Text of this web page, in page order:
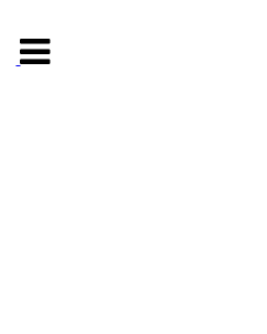
navigasjon